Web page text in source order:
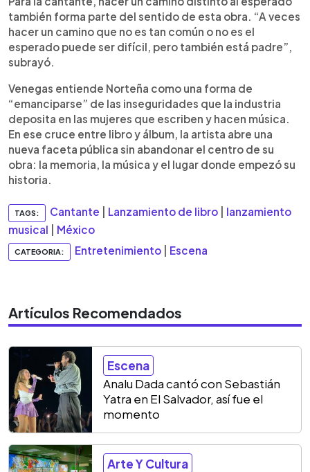
también forma parte del sentido de esta obra. “A veces
hacer un camino que no es tan común o no es el
esperado puede ser difícil, pero también está padre”,
subrayó.
Venegas entiende Norteña como una forma de
“emanciparse” de las inseguridades que la industria
deposita en las mujeres que escriben y hacen música.
En ese cruce entre libro y álbum, la artista abre una
nueva faceta pública sin abandonar el centro de su
obra: la memoria, la música y el lugar donde empezó su
historia.
TAGS: Cantante Lanzamiento de libro
lanzamiento
musical
México
CATEGORIA: Entretenimiento Escena
Artículos Recomendados
Escena
Analu Dada cantó con Sebastián
Yatra en El Salvador, así fue el
momento
Arte Y Cultura